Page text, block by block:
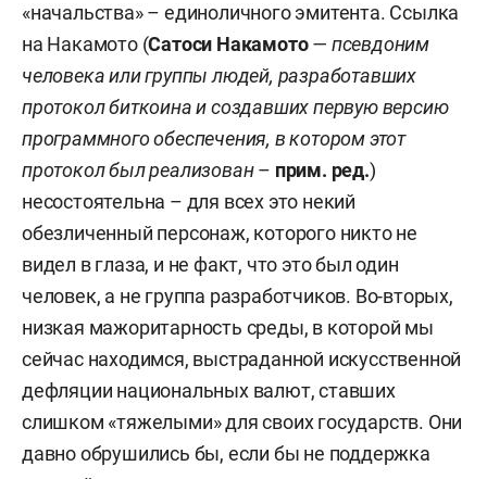
«начальства» – единоличного эмитента. Ссылка
на Накамото (Сатоси Накамото — псевдоним
человека или группы людей, разработавших
протокол биткоина и создавших первую версию
программного обеспечения, в котором этот
протокол был реализован– прим. ред.)
несостоятельна – для всех это некий
обезличенный персонаж, которого никто не
видел в глаза, и не факт, что это был один
человек, а не группа разработчиков. Во-вторых,
низкая мажоритарность среды, в которой мы
сейчас находимся, выстраданной искусственной
дефляции национальных валют, ставших
слишком «тяжелыми» для своих государств. Они
давно обрушились бы, если бы не поддержка